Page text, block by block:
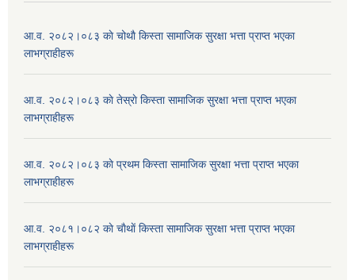
आ.व. २०८२।०८३ काे चोथाै‌ किस्ता सामाजिक सुरक्षा भत्ता प्राप्त भएका
लाभग्राहीहरू
आ.व. २०८२।०८३ काे तेस्राे किस्ता सामाजिक सुरक्षा भत्ता प्राप्त भएका
लाभग्राहीहरू
आ.व. २०८२।०८३ काे प्रथम किस्ता सामाजिक सुरक्षा भत्ता प्राप्त भएका
लाभग्राहीहरू
आ.व. २०८१।०८२ काे चाैथाें किस्ता सामाजिक सुरक्षा भत्ता प्राप्त भएका
लाभग्राहीहरू